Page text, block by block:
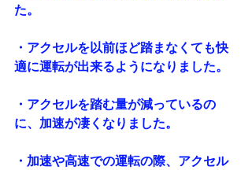
た。
・アクセルを以前ほど踏まなくても快
適に運転が出来るようになりました。
・アクセルを踏む量が減っているの
に、加速が凄くなりました。
・加速や高速での運転の際、アクセル